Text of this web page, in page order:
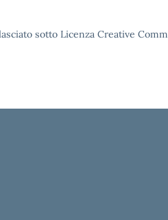
sotto Licenza Creative